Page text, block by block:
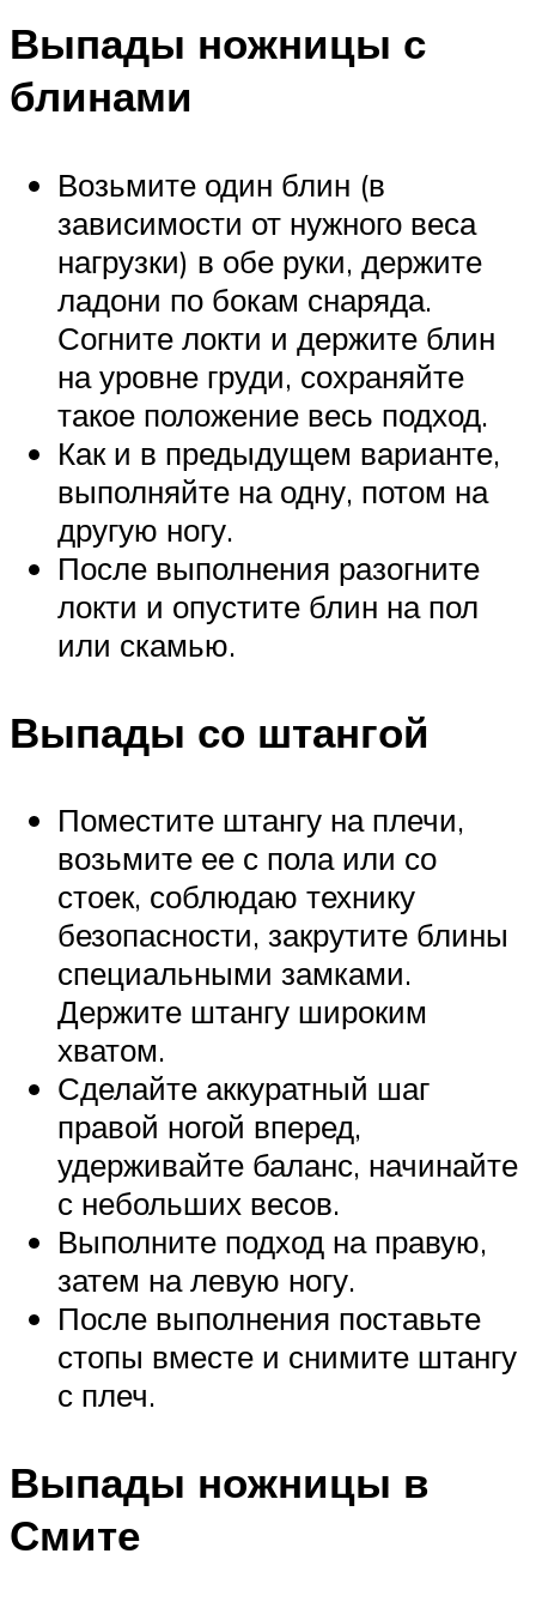
Выпады ножницы с
блинами
Возьмите один блин (в
зависимости от нужного веса
нагрузки) в обе руки, держите
ладони по бокам снаряда.
Согните локти и держите блин
на уровне груди, сохраняйте
такое положение весь подход.
Как и в предыдущем варианте,
выполняйте на одну, потом на
другую ногу.
После выполнения разогните
локти и опустите блин на пол
или скамью.
Выпады со штангой
Поместите штангу на плечи,
возьмите ее с пола или со
стоек, соблюдаю технику
безопасности, закрутите блины
специальными замками.
Держите штангу широким
хватом.
Сделайте аккуратный шаг
правой ногой вперед,
удерживайте баланс, начинайте
с небольших весов.
Выполните подход на правую,
затем на левую ногу.
После выполнения поставьте
стопы вместе и снимите штангу
с плеч.
Выпады ножницы в
Смите